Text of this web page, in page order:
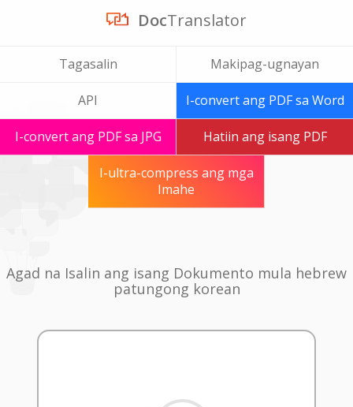
DocTranslator
Tagasalin Makipag-ugnayan
API I-convert ang PDF sa Word
I-convert ang PDF sa JPG Hatiin ang isang PDF
I-ultra-compress ang mga
Imahe
Agad na Isalin ang isang Dokumento mula hebrew
patungong korean